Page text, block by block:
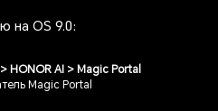
на OS 9.0:
HONOR AI > Magic Portal
Magic Portal